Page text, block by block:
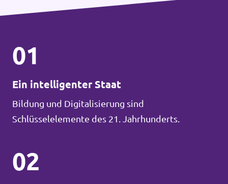
01
Ein intelligenter Staat
Bildung und Digitalisierung sind
Schlüsselelemente des 21. Jahrhunderts.
02